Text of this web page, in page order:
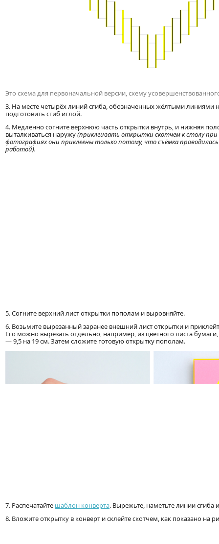
Это схема для первоначальной версии, схему
3. На месте четырёх линий сгиба, обозначенных жёлтыми линиями
подготовить сгиб иглой.
4. Медленно согните верхнюю часть открытки внутрь, и нижняя
выталкиваться наружу(приклеивать открытки скотчем к столу
фотографиях они приклеены только потому, что съёмка
работой).
5. Согните верхний лист открытки пополам и выровняйте.
6. Возьмите вырезанный заранее внешний лист открытки и
Его можно вырезать отдельно, например, из цветного листа
— 9,5 на 19 см. Затем сложите готовую открытку пополам.
7. Распечатайте шаблон конверта. Вырежьте, наметьте линии сгиба
8. Вложите открытку в конверт и склейте скотчем, как показано на